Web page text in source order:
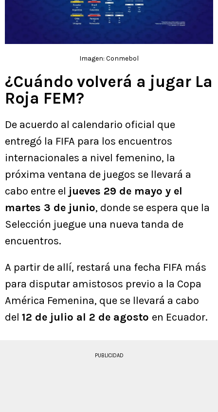
Imagen: Conmebol
¿Cuándo volverá a jugar La
Roja FEM?
De acuerdo al calendario oficial que
entregó la FIFA para los encuentros
internacionales a nivel femenino, la
próxima ventana de juegos se llevará a
cabo entre el jueves 29 de mayo y el
martes 3 de junio, donde se espera que la
Selección juegue una nueva tanda de
encuentros.
A partir de allí, restará una fecha FIFA más
para disputar amistosos previo a la Copa
América Femenina, que se llevará a cabo
del 12 de julio al 2 de agosto en Ecuador.
PUBLICIDAD